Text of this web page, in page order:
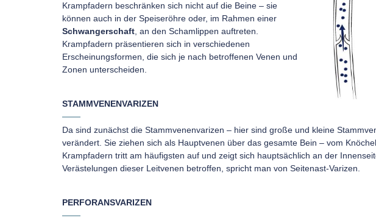
Krampfadern beschränken sich nicht auf die Beine – sie
können auch in der Speiseröhre oder, im Rahmen einer
Schwangerschaft , an den Schamlippen auftreten.
Krampfadern präsentieren sich in verschiedenen
Erscheinungsformen, die sich je nach betroffenen Venen und
Zonen unterscheiden.
STAMMVENENVARIZEN
Da sind zunächst die Stammvenenvarizen – hier sind große und kleine
verändert. Sie ziehen sich als Hauptvenen über das gesamte Bein – vom
Krampfadern tritt am häufigsten auf und zeigt sich hauptsächlich an der
Verästelungen dieser Leitvenen betroffen, spricht man von Seitenast-Varizen.
PERFORANSVARIZEN